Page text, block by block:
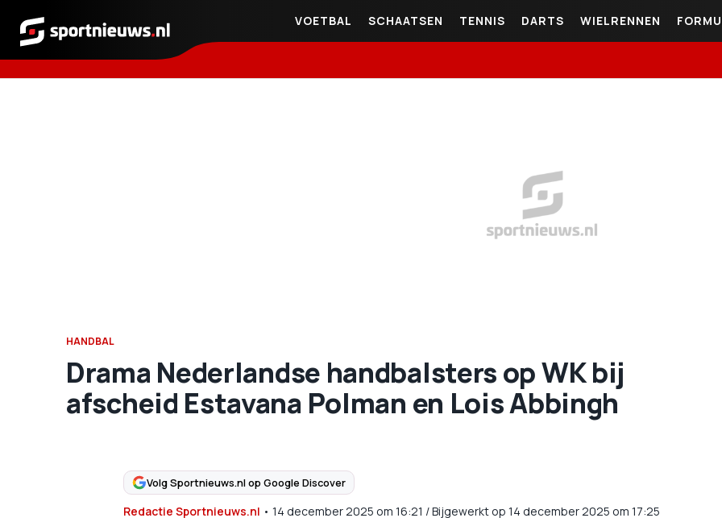
Sportnieuws.nl
VOETBAL SCHAATSEN TENNIS DARTS WIELRENNEN
HANDBAL
Drama Nederlandse handbalsters op WK bij
afscheid Estavana Polman en Lois Abbingh
Volg Sportnieuws.nl op Google Discover
Redactie Sportnieuws.nl • 14 december 2025 om 16:21 /Bijgewerkt op 14 december 2025 om 17:25